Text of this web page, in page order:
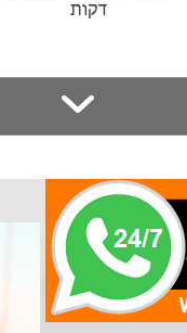
דקות